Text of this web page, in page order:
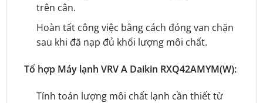
trên cân.
Hoàn tất công việc bằng cách đóng van chặn
sau khi đã nạp đủ khối lượng môi chất.
Tổ hợp Máy lạnh VRV A Daikin RXQ42AMYM(W):
Tính toán lượng môi chất lạnh cần thiết từ